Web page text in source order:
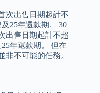
次出售日期起計不
25年還款期。 30
出售日期起計不超
年還款期。 但在
非不可能的任務。